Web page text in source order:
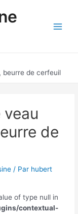
beurre de cerfeuil
de
/ Par hubert
of type null in
contextual-